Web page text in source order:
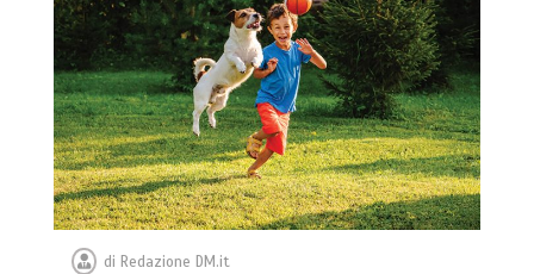
diRedazione DM.it